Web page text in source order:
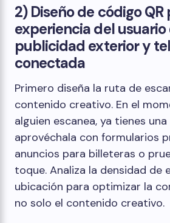
2) Diseño de código QR
experiencia del usuario
publicidad exterior y
conectada
Primero diseña la ruta de
contenido creativo. En el
alguien escanea, ya tienes
aprovéchala con formularios
anuncios para billeteras o
toque. Analiza la densidad de
ubicación para optimizar la
no solo el contenido creativo.